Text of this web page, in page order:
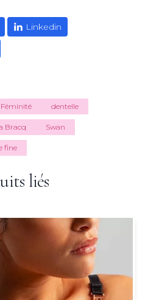
Linkedin
Féminité dentelle
Bracq Swan
fine
liés